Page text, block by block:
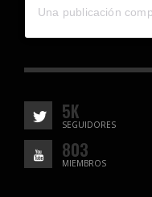
5K
SEGUIDORES
803
MIEMBROS